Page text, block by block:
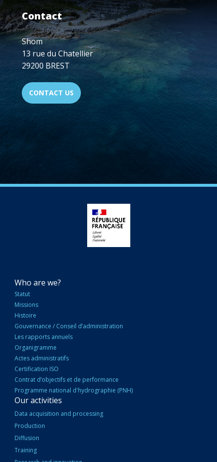
Contact
Shom
13 rue du Chatellier
29200 BREST
CONTACT US
NAVIGATION
PRINCIPALE
Who are we?
Statut
Missions
Histoire
Gouvernance / Conseil d’administration
Les rapports annuels
Organigramme
Actes administratifs
Certification ISO
Contrat d’objectifs et de performance
Programme national d'hydrographie (PNH)
Our activities
Data acquisition and processing
Production
Diffusion
Training